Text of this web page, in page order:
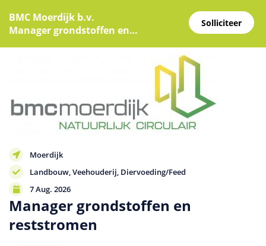
BMC Moerdijk b.v.
Manager grondstoffen en
Moerdijk
Landbouw Veehouderij Diervoeding/Feed
7 Aug. 2026
Manager grondstoffen en
reststromen